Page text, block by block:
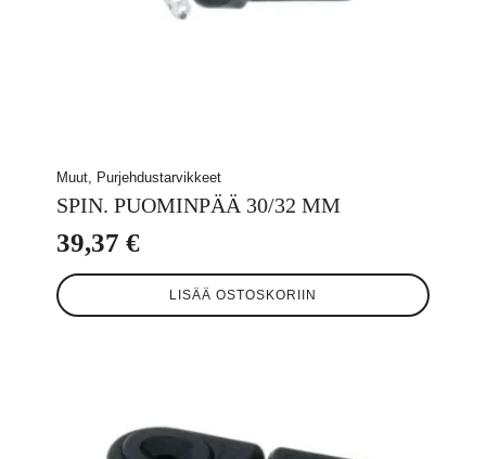
Muut, Purjehdustarvikkeet
SPIN. PUOMINPÄÄ 30/32 MM
39,37 €
LISÄÄ OSTOSKORIIN